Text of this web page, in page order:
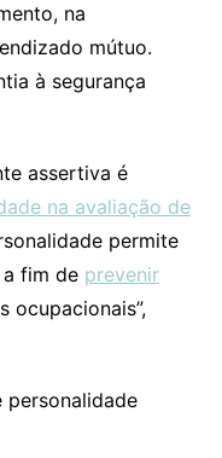
na
mútuo.
à segurança
assertiva é
na avaliação de
permite
fim de prevenir
ocupacionais”,
personalidade